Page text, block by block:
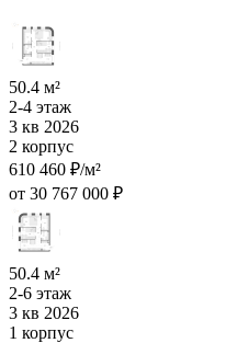
50.4 м²
2-4 этаж
3 кв 2026
2 корпус
610 460 ₽/м²
от 30 767 000 ₽
50.4 м²
2-6 этаж
3 кв 2026
1 корпус